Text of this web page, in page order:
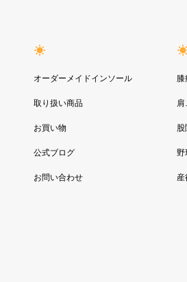
オーダーメイドインソール
取り扱い商品
お買い物
公式ブログ
お問い合わせ
膝
野